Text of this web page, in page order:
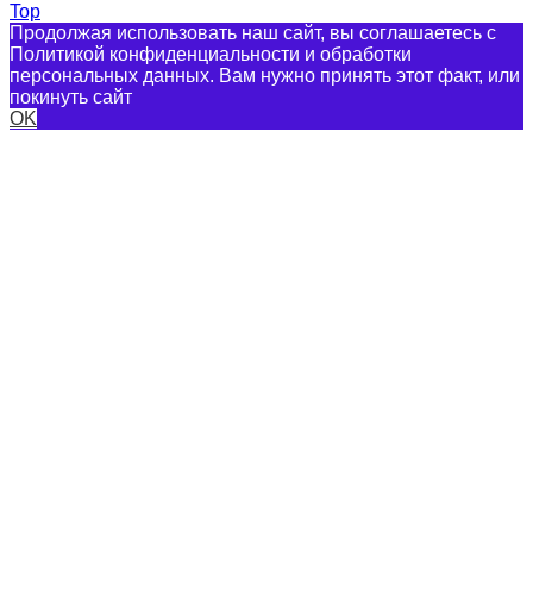
Top
Продолжая использовать наш сайт, вы соглашаетесь с
Политикой конфиденциальности и обработки
персональных данных. Вам нужно принять этот факт, или
покинуть сайт
OK